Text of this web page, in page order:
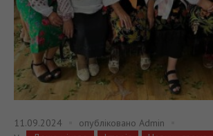
11.09.2024 опубліковано Admin